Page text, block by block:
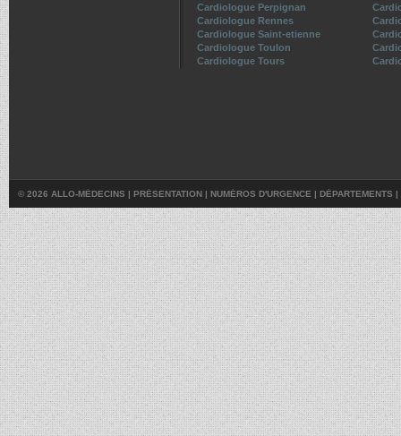
Cardiologue Perpignan
Cardiologue Rennes
Cardiologue Saint-etienne
Cardiologue Toulon
Cardiologue Tours
© 2026 ALLO-MÉDECINS | PRÉSENTATION | NUMÉROS D'URGENCE | DÉPARTEMENTS |